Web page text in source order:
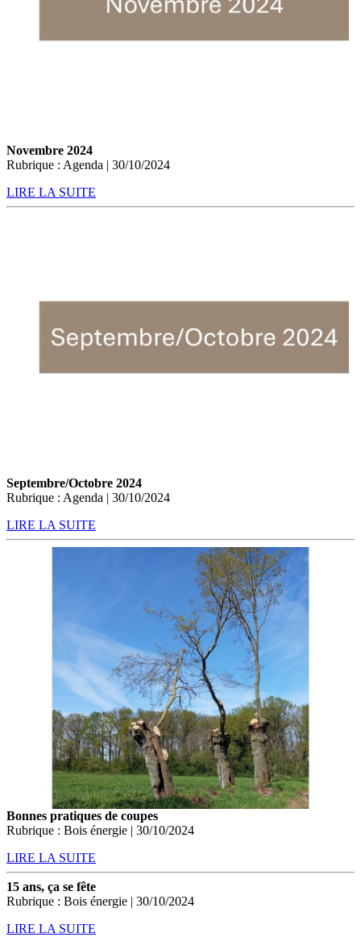
Novembre 2024
Rubrique : Agenda | 30/10/2024
LIRE LA SUITE
Septembre/Octobre 2024
Rubrique : Agenda | 30/10/2024
LIRE LA SUITE
Bonnes pratiques de coupes
Rubrique : Bois énergie | 30/10/2024
LIRE LA SUITE
15 ans, ça se fête
Rubrique : Bois énergie | 30/10/2024
LIRE LA SUITE